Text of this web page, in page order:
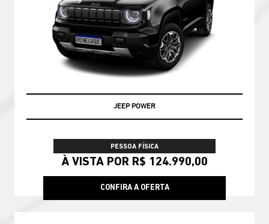
JEEP POWER
PESSOA FÍSICA
À VISTA POR R$ 124.990,00
CONFIRA A OFERTA